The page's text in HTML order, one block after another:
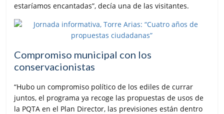
estaríamos encantadas”, decía una de las visitantes.
Compromiso municipal con los
conservacionistas
“Hubo un compromiso político de los ediles de currar
juntos, el programa ya recoge las propuestas de usos de
la PQTA en el Plan Director, las previsiones están dentro